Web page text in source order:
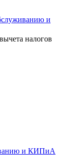
и
налогов
и КИПиА